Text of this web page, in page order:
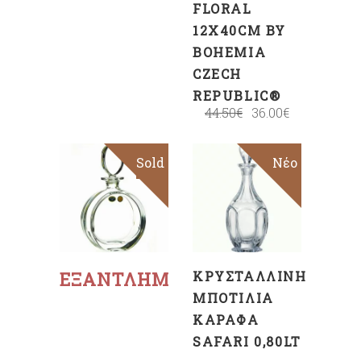
FLORAL
12X40CM BY
BOHEMIA
CZECH
REPUBLIC®
44.50€ 36.00€
ΕΞΑΝΤΛΗΜΈΝΟ
Sold
Διαβάστε
περισσότερα
Νέο
ΠΡΟΣΘΉΚΗ
ΣΤΟ
ΚΑΛΆΘΙ
ΚΡΥΣΤΆΛΛΙΝΗ
ΜΠΟΤΊΛΙΑ
ΚΑΡΆΦΑ
SAFARI 0,80LT